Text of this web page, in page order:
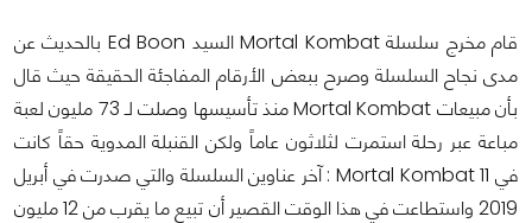
قام مخرج سلسلة Mortal Kombat السيد Ed Boon بالحديث عن
مدى نجاح السلسلة وصرح ببعض الأرقام المفاجئة الحقيقة حيث قال
بأن مبيعات Mortal Kombat منذ تأسيسها وصلت لـ 73 مليون لعبة
مباعة عبر رحلة استمرت لثلاثون عاماً ولكن القنبلة المدوية حقاً كانت
في Mortal Kombat 11 : آخر عناوين السلسلة والتي صدرت في أبريل
2019 واستطاعت في هذا الوقت القصير أن تبيع ما يقرب من 12 مليون